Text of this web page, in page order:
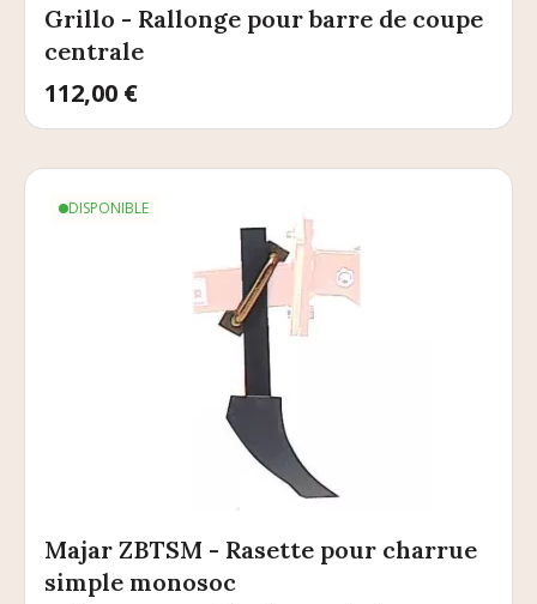
Grillo - Rallonge pour barre de coupe
centrale
Prix
112,00 €
DISPONIBLE
Majar ZBTSM - Rasette pour charrue
simple monosoc